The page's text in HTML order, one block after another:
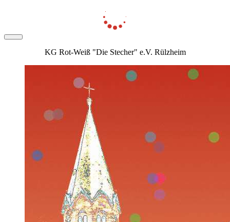
KG Rot-Weiß "Die Stecher" e.V. Rülzheim